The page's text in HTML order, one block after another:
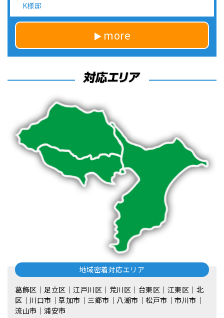
K様邸
more
地域密着対応エリア
葛飾区｜足立区｜江戸川区｜荒川区｜台東区｜江東区｜北
区｜川口市｜草加市｜三郷市｜八潮市｜松⼾市｜市川市｜
流⼭市｜浦安市